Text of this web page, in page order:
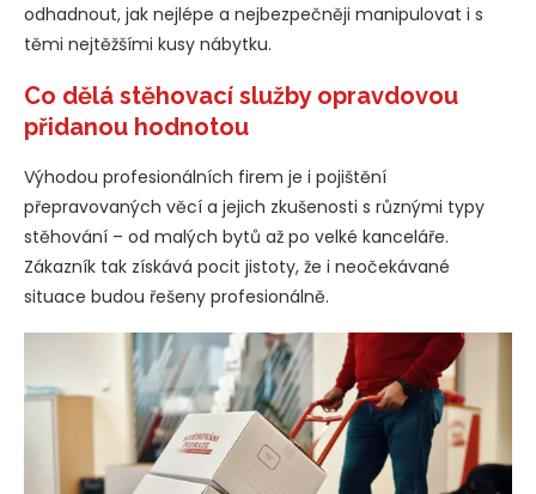
odhadnout, jak nejlépe a nejbezpečněji manipulovat i s
těmi nejtěžšími kusy nábytku.
Co dělá stěhovací služby opravdovou
přidanou hodnotou
Výhodou profesionálních firem je i pojištění
přepravovaných věcí a jejich zkušenosti s různými typy
stěhování – od malých bytů až po velké kanceláře.
Zákazník tak získává pocit jistoty, že i neočekávané
situace budou řešeny profesionálně.